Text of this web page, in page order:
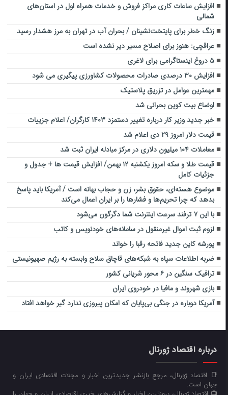
افزایش ساعات کاری مراکز فروش و خدمات همراه اول در استان‌های
شمالی
زنگ خطر برای پایتخت‌نشینان / بحران آب در تهران به مرز هشدار رسید
عراقچی: هنوز برای اصلاح مسیر دیر نشده است
۵ دروغ اینستاگرامی برای لاغری
افزایش ۳۰ درصدی صادرات محصولات کشاورزی پیگیری می شود
مهمترین عوامل در تزریق پلاستیک
اوضاع بیت‌ کوین بحرانی شد
خبر جدید وزیر کار درباره تغییر دستمزد ۱۴۰۳ کارگران/ اعلام جزییات
قیمت دلار امروز ۲۹ دی اعلام شد
معاملات ۱۰۴ میلیون دلاری در مرکز مبادله ایران ثبت شد
قیمت طلا و سکه امروز یکشنبه ۱۲ بهمن/ افزایش قیمت ها + جدول و
جزئیات کامل
موضوع هسته‌ای، حقوق بشر، زن و حجاب بهانه است / آمریکا باید پاسخ
بدهد که چرا تحریم‌ها و فشار‌ها را بر ایران اعمال می‌کند
با این ۷ ترفند سرعت اینترنت شما دگرگون می‌شود
لزوم ثبت اموال غیرمنقول در سامانه‌های خودنویس و کاتب
پورشه کاین جدید فاتحه رقبا را خواند
ضربه اطلاعات سپاه به شبکه‌های قاچاق سلاح وابسته به رژیم صهیونیستی
ترافیک سنگین در ۶ محور شریانی کشور
بازی شهروند و مافیا در خودروی ایران
آمریکا دوباره در جنگی بی‌پایان که امکان پیروزی ندارد گیر خواهد افتاد
درباره اقتصاد ژورنال
📑 اقتصاد ژورنال، مرجع بازنشر جدیدترین اخبار و مجلات اقتصادی ایران و
جهان است.